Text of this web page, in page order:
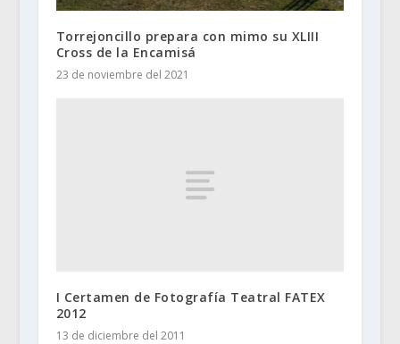
Torrejoncillo prepara con mimo su XLIII
Cross de la Encamisá
23 de noviembre del 2021
I Certamen de Fotografía Teatral FATEX
2012
13 de diciembre del 2011